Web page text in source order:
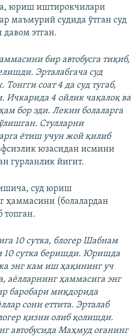
юриш иштирокчилари
маъмурий судида ўтган суд
этган.
бир автобусга тиқиб,
Эрталабгача суд
соат 4 да суд тугаб,
Ичкарида 4 ойлик чақалоқ ва
бор эди. Лекин болаларга
Стулларни
ётиш учун жой қилиб
юзасидан исмини
гурланлик йигит.
суд юриш
ҳаммасини (болалардан
топган.
10 сутка, блогер Шабнам
10 сутка беришди. Юришда
энг кам иш ҳақининг уч
аёлларнинг ҳаммасига энг
баробари миқдорида
сони еттита. Эрталаб
қизни олиб қолишди.
автобусида Маҳмуд оғанинг